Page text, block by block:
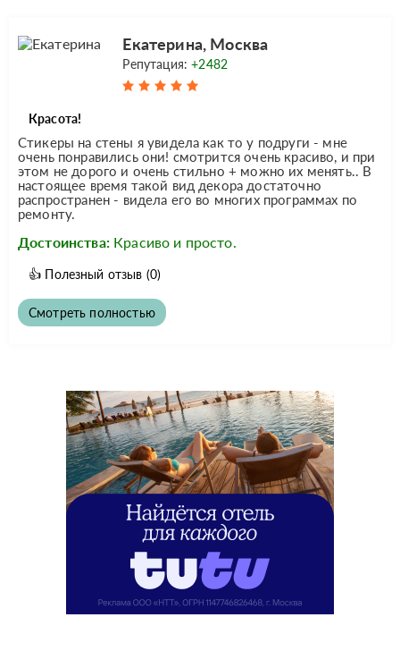
Екатерина, Москва
Репутация:+2482
Красота!
Стикеры на стены я увидела как то у подруги - мне
очень понравились они! смотрится очень красиво, и при
этом не дорого и очень стильно + можно их менять.. В
настоящее время такой вид декора достаточно
распространен - видела его во многих программах по
ремонту.
Достоинства: Красиво и просто.
👍 Полезный отзыв (0)
Смотреть полностью